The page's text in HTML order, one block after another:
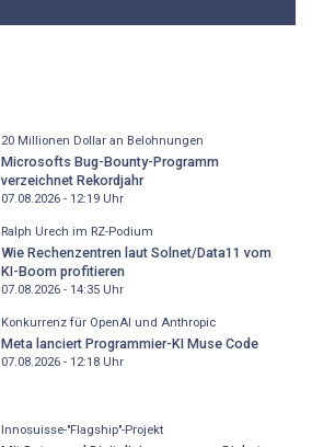
20 Millionen Dollar an Belohnungen
Microsofts Bug-Bounty-Programm
verzeichnet Rekordjahr
07.08.2026 - 12:19Uhr
Ralph Urech im RZ-Podium
Wie Rechenzentren laut Solnet/Data11 vom
KI-Boom profitieren
07.08.2026 - 14:35Uhr
Konkurrenz für OpenAI und Anthropic
Meta lanciert Programmier-KI Muse Code
07.08.2026 - 12:18Uhr
Innosuisse-"Flagship"-Projekt